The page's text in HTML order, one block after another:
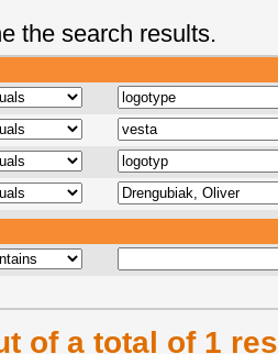
the search results.
of a total of 1